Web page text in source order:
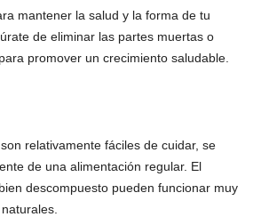
mantener la salud y la forma de tu
de eliminar las partes muertas o
promover un crecimiento saludable.
relativamente fáciles de cuidar, se
de una alimentación regular. El
descompuesto pueden funcionar muy